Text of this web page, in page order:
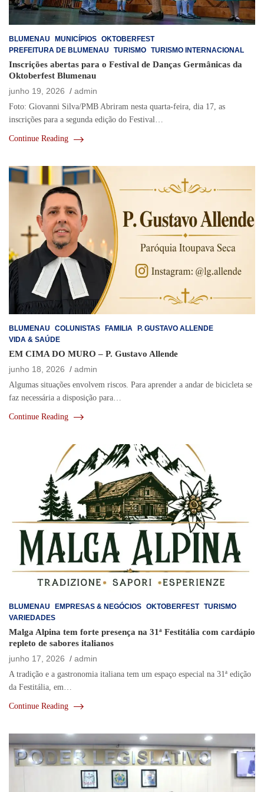
BLUMENAU MUNICÍPIOS OKTOBERFEST
PREFEITURA DE BLUMENAU
TURISMO TURISMO INTERNACIONAL
Inscrições abertas para o Festival de Danças Germânicas da
Oktoberfest Blumenau
junho 19, 2026
admin
Foto: Giovanni Silva/PMB Abriram nesta quarta-feira, dia 17, as
inscrições para a segunda edição do Festival…
Continue Reading
BLUMENAU COLUNISTAS FAMILIA
P. GUSTAVO ALLENDE
VIDA & SAÚDE
EM CIMA DO MURO – P. Gustavo Allende
junho 18, 2026
admin
Algumas situações envolvem riscos. Para aprender a andar de bicicleta se
faz necessária a disposição para…
Continue Reading
BLUMENAU EMPRESAS & NEGÓCIOS OKTOBERFEST TURISMO
VARIEDADES
Malga Alpina tem forte presença na 31ª Festitália com cardápio
repleto de sabores italianos
junho 17, 2026
admin
A tradição e a gastronomia italiana tem um espaço especial na 31ª edição
da Festitália, em…
Continue Reading